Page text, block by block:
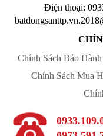
Điện thoại:
Chính Sách Bảo Hành
Chính Sách Mua